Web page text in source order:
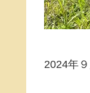
2024年